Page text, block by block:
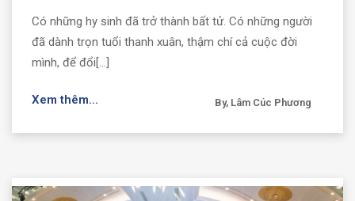
Có những hy sinh đã trở thành bất tử. Có những người
đã dành trọn tuổi thanh xuân, thậm chí cả cuộc đời
mình, để đổi[...]
Xem thêm... By, Lâm Cúc Phương